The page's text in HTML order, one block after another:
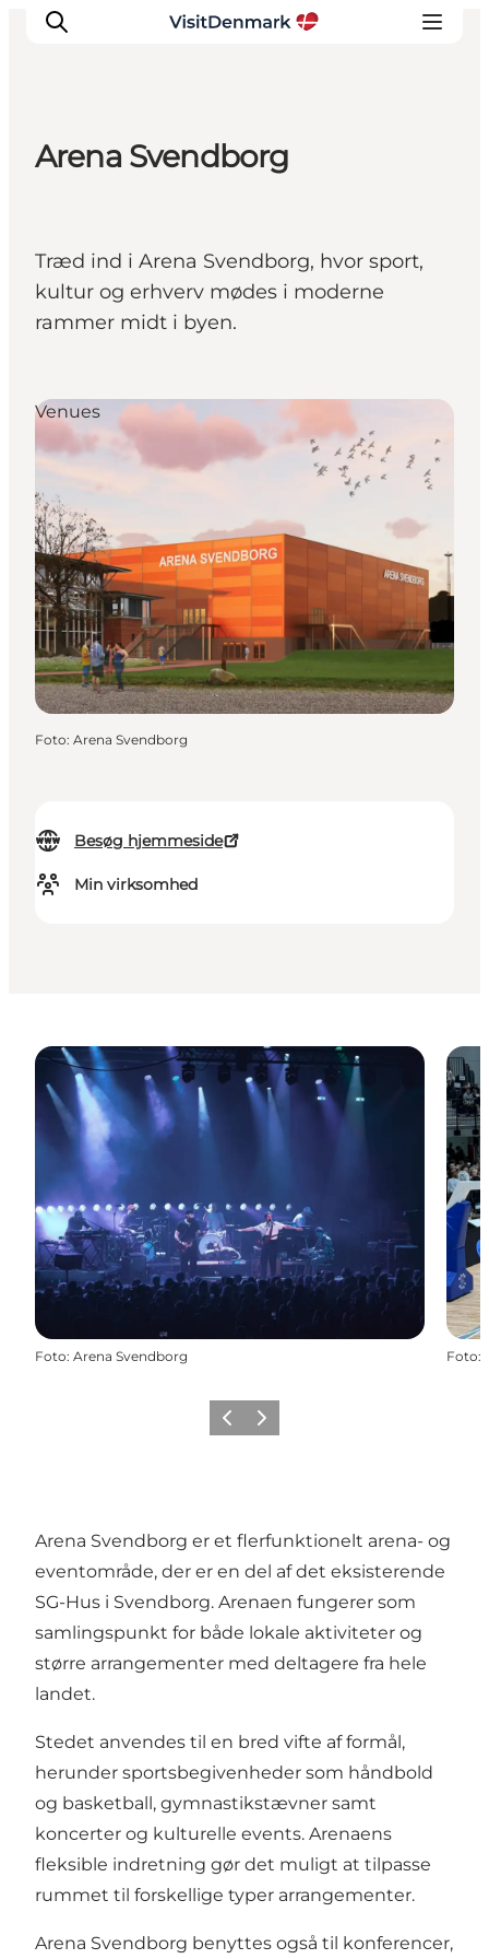
Oplevelser
Overnatning
Planlæg ferien
Arena Svendborg
Træd ind i Arena Svendborg, hvor sport,
kultur og erhverv mødes i moderne
rammer midt i byen.
Besøg hjemmeside
Min virksomhed
Venues
Foto: Arena Svendborg
Foto: Arena Svendborg Foto:
ForrigeNæste
Arena Svendborg er et flerfunktionelt arena- og
eventområde, der er en del af det eksisterende
SG-Hus i Svendborg. Arenaen fungerer som
samlingspunkt for både lokale aktiviteter og
større arrangementer med deltagere fra hele
landet.
Stedet anvendes til en bred vifte af formål,
herunder sportsbegivenheder som håndbold
og basketball, gymnastikstævner samt
koncerter og kulturelle events. Arenaens
fleksible indretning gør det muligt at tilpasse
rummet til forskellige typer arrangementer.
Arena Svendborg benyttes også til konferencer,